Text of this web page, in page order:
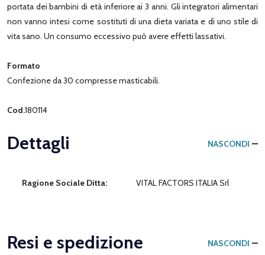
portata dei bambini di età inferiore ai 3 anni. Gli integratori alimentari
non vanno intesi come sostituti di una dieta variata e di uno stile di
vita sano. Un consumo eccessivo può avere effetti lassativi.
Formato
Confezione da 30 compresse masticabili.
Cod.180114
Dettagli NASCONDI
Ragione Sociale Ditta: VITAL FACTORS ITALIA Srl
Resi e spedizione NASCONDI